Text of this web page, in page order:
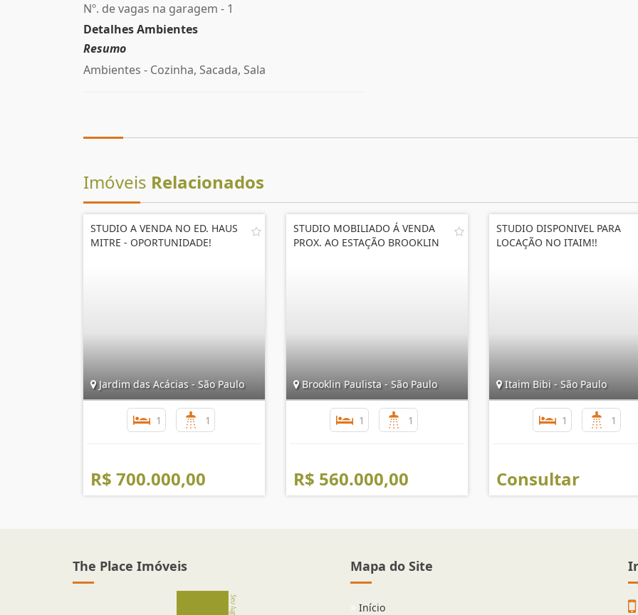
Nº. de vagas na garagem - 1
Detalhes Ambientes
Resumo
Ambientes - Cozinha, Sacada, Sala
Imóveis Relacionados
STUDIO A VENDA NO ED. HAUS
MITRE - OPORTUNIDADE!
Jardim das Acácias - São Paulo
1 1
R$ 700.000,00
STUDIO MOBILIADO Á VENDA
PROX. AO ESTAÇÃO BROOKLIN
Brooklin Paulista - São Paulo
1 1
R$ 560.000,00
STUDIO DISPONIVEL PARA
LOCAÇÃO NO ITAIM!!
Itaim Bibi - São Paulo
1 1
Consultar
The Place Imóveis Mapa do Site
Início